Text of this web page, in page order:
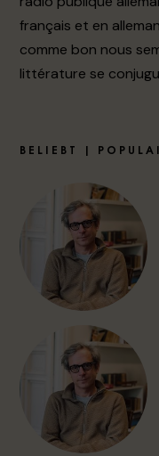
français et en
comme bon nous
littérature se
BELIEBT |